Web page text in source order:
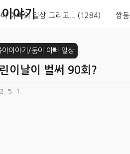
야기
아빠의 일상 그리고... (1284) 쌍
아이야기/둥이 아빠 일상
이날이 벌써 90회?
5. 1.